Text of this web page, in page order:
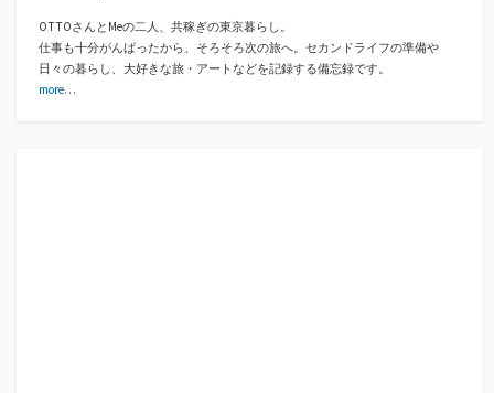
OTTOさんとMeの二人、共稼ぎの東京暮らし。
仕事も十分がんばったから、そろそろ次の旅へ。セカンドライフの準備や
日々の暮らし、大好きな旅・アートなどを記録する備忘録です。
more…